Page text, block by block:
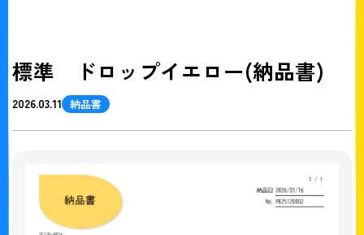
標準 ドロップイエロー(納品書)
2026.03.11 納品書